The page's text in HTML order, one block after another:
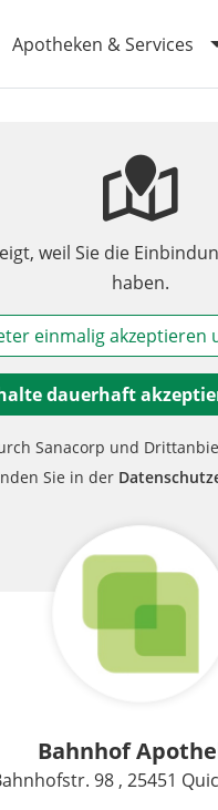
Apotheken & Services
weil Sie die
haben.
einmalig akzeptieren
dauerhaft
Sanacorp und
Sie in der
Bahnhof
98 , 25451